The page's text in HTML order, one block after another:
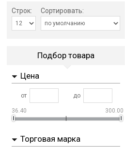
Строк: Сортировать:
Подбор товара
Цена
от до
36.40 300.00
Торговая марка